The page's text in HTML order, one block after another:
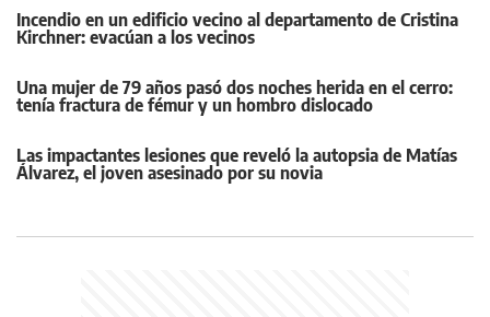
Incendio en un edificio vecino al departamento de Cristina
Kirchner: evacúan a los vecinos
Una mujer de 79 años pasó dos noches herida en el cerro:
tenía fractura de fémur y un hombro dislocado
Las impactantes lesiones que reveló la autopsia de Matías
Álvarez, el joven asesinado por su novia